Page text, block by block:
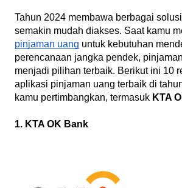
Tahun 2024 membawa berbagai
pinjaman uang untuk kebutuhan
perencanaan jangka pendek,
menjadi pilihan terbaik. Berikut ini 10
aplikasi pinjaman uang terbaik di
kamu pertimbangkan, termasuk KTA
1. KTA OK Bank